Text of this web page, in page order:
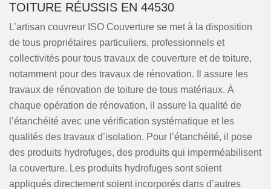
TOITURE RÉUSSIS EN 44530
L’artisan couvreur ISO Couverture se met à la disposition
de tous propriétaires particuliers, professionnels et
collectivités pour tous travaux de couverture et de toiture,
notamment pour des travaux de rénovation. Il assure les
travaux de rénovation de toiture de tous matériaux. À
chaque opération de rénovation, il assure la qualité de
l’étanchéité avec une vérification systématique et les
qualités des travaux d’isolation. Pour l’étanchéité, il pose
des produits hydrofuges, des produits qui imperméabilisent
la couverture. Les produits hydrofuges sont soient
appliqués directement soient incorporés dans d’autres